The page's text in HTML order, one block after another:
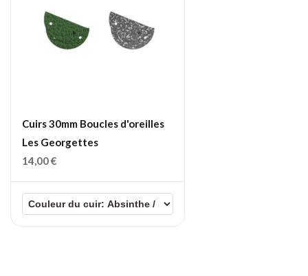
Cuirs 30mm Boucles d'oreilles
Les Georgettes
14,00€